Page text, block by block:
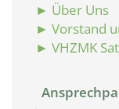
► Über Uns
► Vorstand
► VHZMK